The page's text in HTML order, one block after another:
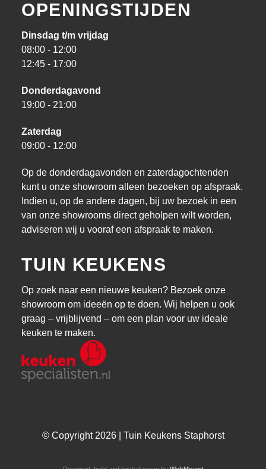
OPENINGSTIJDEN
Dinsdag t/m vrijdag
08:00 - 12:00
12:45 - 17:00
Donderdagavond
19:00 - 21:00
Zaterdag
09:00 - 12:00
Op de donderdagavonden en zaterdagochtenden
kunt u onze showroom alleen bezoeken op afspraak.
Indien u, op de andere dagen, bij uw bezoek in een
van onze showrooms direct geholpen wilt worden,
adviseren wij u vooraf een afspraak te maken.
TUIN KEUKENS
Op zoek naar een nieuwe keuken? Bezoek onze
showroom om ideeën op te doen. Wij helpen u ook
graag – vrijblijvend – om een plan voor uw ideale
keuken te maken.
© Copyright 2026 | Tuin Keukens Staphorst